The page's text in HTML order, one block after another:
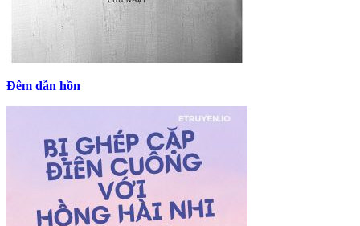
Đêm dẫn hồn